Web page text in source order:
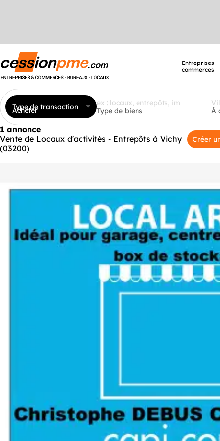
Entreprises
commerces
Type de transaction
Acheter Type de biens À
1 annonce
Vente de Locaux d'activités - Entrepôts à Vichy
(03200)
Créer